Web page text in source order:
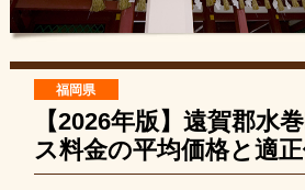
福岡県
【2026年版】遠賀郡水
ス料金の平均価格と適